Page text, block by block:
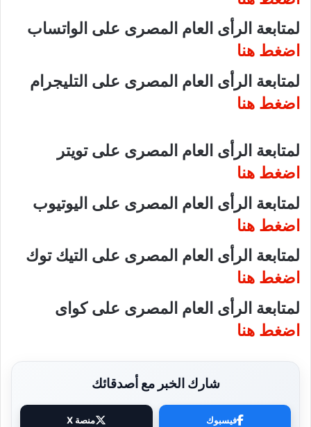
لمتابعة الرأى العام المصرى على الواتساب
اضغط هنا
لمتابعة الرأى العام المصرى على التليجرام
اضغط هنا
لمتابعة الرأى العام المصرى على تويتر
اضغط هنا
لمتابعة الرأى العام المصرى على اليوتيوب
اضغط هنا
لمتابعة الرأى العام المصرى على التيك توك
اضغط هنا
لمتابعة الرأى العام المصرى على كواى
اضغط هنا
شارك الخبر مع أصدقائك
فيسبوك منصة X